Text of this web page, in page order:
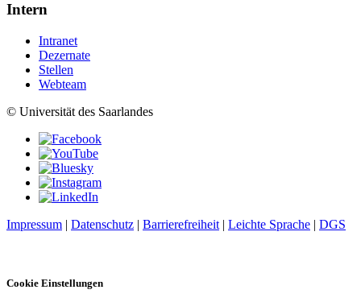
Intern
Intranet
Dezernate
Stellen
Webteam
© Universität des Saarlandes
Impressum | Datenschutz | Barrierefreiheit | Leichte Sprache | DGS
Cookie Einstellungen